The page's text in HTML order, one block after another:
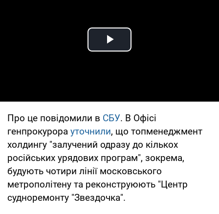
Play Video
Про це повідомили в СБУ. В Офісі
генпрокурора уточнили, що топменеджмент
холдингу "залучений одразу до кількох
російських урядових програм", зокрема,
будують чотири лінії московського
метрополітену та реконструюють "Центр
судноремонту "Звездочка".